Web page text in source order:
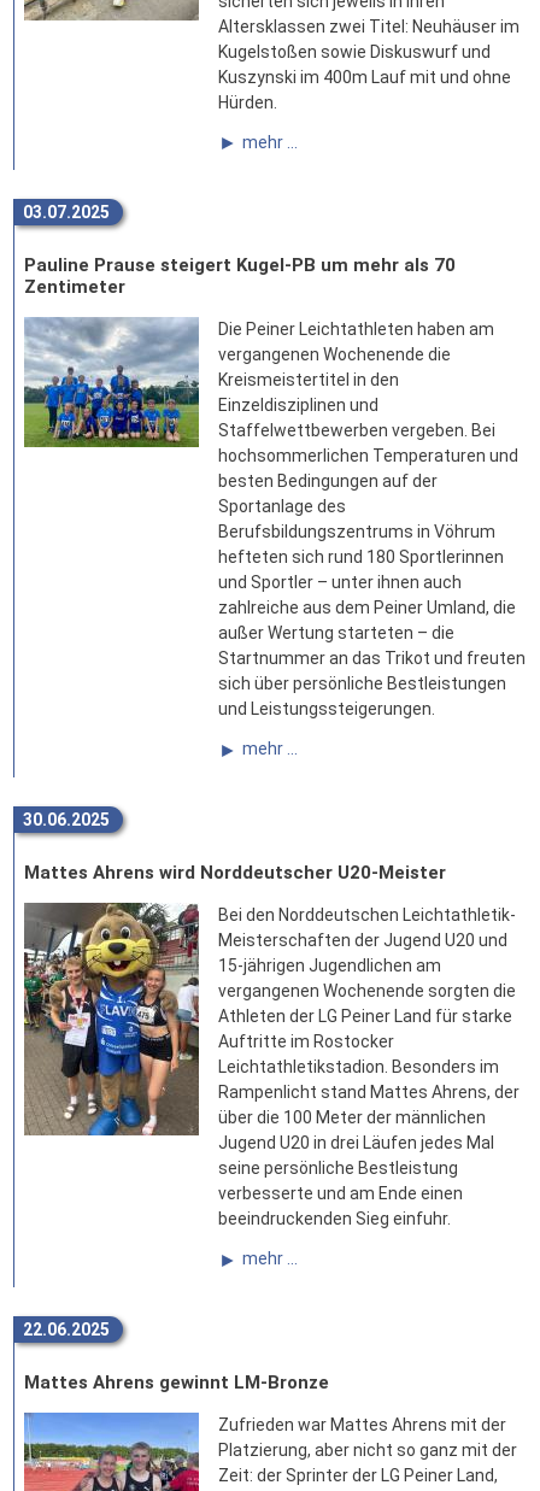
Altersklassen zwei Titel: Neuhäuser im
Kugelstoßen sowie Diskuswurf und
Kuszynski im 400m Lauf mit und ohne
Hürden.
mehr ...
03.07.2025
Pauline Prause steigert Kugel-PB um mehr als 70
Zentimeter
Die Peiner Leichtathleten haben am
vergangenen Wochenende die
Kreismeistertitel in den
Einzeldisziplinen und
Staffelwettbewerben vergeben. Bei
hochsommerlichen Temperaturen und
besten Bedingungen auf der
Sportanlage des
Berufsbildungszentrums in Vöhrum
hefteten sich rund 180 Sportlerinnen
und Sportler – unter ihnen auch
zahlreiche aus dem Peiner Umland, die
außer Wertung starteten – die
Startnummer an das Trikot und freuten
sich über persönliche Bestleistungen
und Leistungssteigerungen.
mehr ...
30.06.2025
Mattes Ahrens wird Norddeutscher U20-Meister
Bei den Norddeutschen Leichtathletik-
Meisterschaften der Jugend U20 und
15-jährigen Jugendlichen am
vergangenen Wochenende sorgten die
Athleten der LG Peiner Land für starke
Auftritte im Rostocker
Leichtathletikstadion. Besonders im
Rampenlicht stand Mattes Ahrens, der
über die 100 Meter der männlichen
Jugend U20 in drei Läufen jedes Mal
seine persönliche Bestleistung
verbesserte und am Ende einen
beeindruckenden Sieg einfuhr.
mehr ...
22.06.2025
Mattes Ahrens gewinnt LM-Bronze
Zufrieden war Mattes Ahrens mit der
Platzierung, aber nicht so ganz mit der
Zeit: der Sprinter der LG Peiner Land,